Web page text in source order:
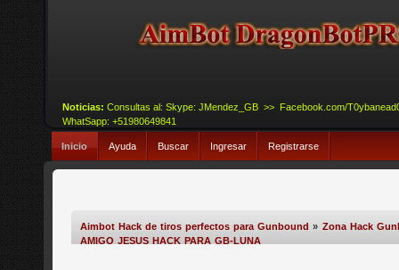
Noticias: Consultas al: Skype: JMendez_GB >> Facebook.com/
WhatSapp: +51980649841
Inicio Ayuda Buscar Ingresar Registrarse
Aimbot Hack de tiros perfectos para Gunbound » Zona Hack
AMIGO JESUS HACK PARA GB-LUNA